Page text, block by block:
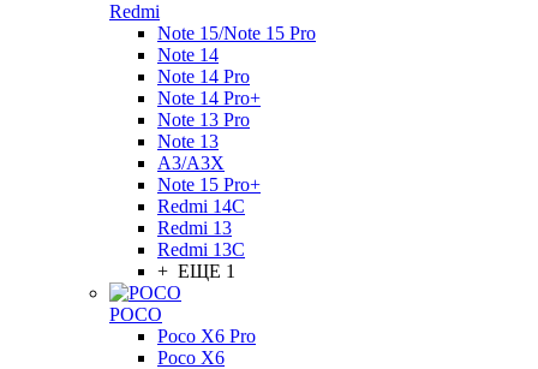
Redmi
Note 15/Note 15 Pro
Note 14
Note 14 Pro
Note 14 Pro+
Note 13 Pro
Note 13
A3/A3X
Note 15 Pro+
Redmi 14C
Redmi 13
Redmi 13C
+ ЕЩЕ 1
POCO
Poco X6 Pro
Poco X6